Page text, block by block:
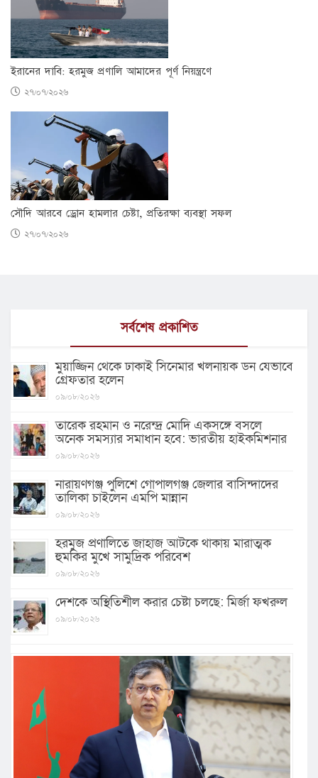
ইরানের দাবি: হরমুজ প্রণালি আমাদের পূর্ণ নিয়ন্ত্রণে
২৭/০৭/২০২৬
সৌদি আরবে ড্রোন হামলার চেষ্টা, প্রতিরক্ষা ব্যবস্থা সফল
২৭/০৭/২০২৬
সর্বশেষ প্রকাশিত
মুয়াজ্জিন থেকে ঢাকাই সিনেমার খলনায়ক ডন যেভাবে
গ্রেফতার হলেন
০৯/০৮/২০২৬
তারেক রহমান ও নরেন্দ্র মোদি একসঙ্গে বসলে
অনেক সমস্যার সমাধান হবে: ভারতীয় হাইকমিশনার
০৯/০৮/২০২৬
নারায়ণগঞ্জ পুলিশে গোপালগঞ্জ জেলার বাসিন্দাদের
তালিকা চাইলেন এমপি মান্নান
০৯/০৮/২০২৬
হরমুজ প্রণালিতে জাহাজ আটকে থাকায় মারাত্মক
হুমকির মুখে সামুদ্রিক পরিবেশ
০৯/০৮/২০২৬
দেশকে অস্থিতিশীল করার চেষ্টা চলছে: মির্জা ফখরুল
০৯/০৮/২০২৬